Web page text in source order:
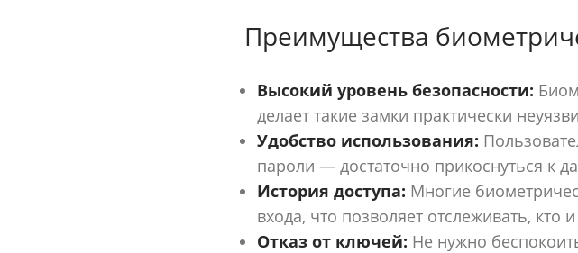
Преимущества
Высокий уровень безопасности:
делает такие замки практически
Удобство использования:
пароли — достаточно прикоснуться к
История доступа: Многие
входа, что позволяет отслеживать, кто
Отказ от ключей: Не нужно